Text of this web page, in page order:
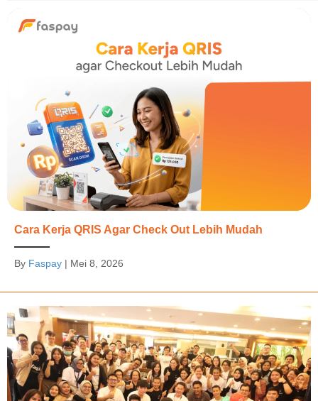
Cara Kerja QRIS Agar Check Out Lebih Mudah
By Faspay | Mei 8, 2026